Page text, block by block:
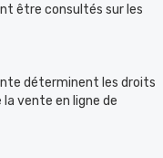
être consultés sur les
déterminent les droits
vente en ligne de